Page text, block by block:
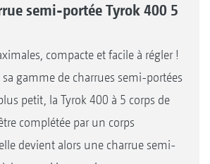
semi-portée Tyrok 400 5
compacte et facile à régler !
sa gamme de charrues semi-portées
petit, la Tyrok 400 à 5 corps de
complétée par un corps
devient alors une charrue semi-